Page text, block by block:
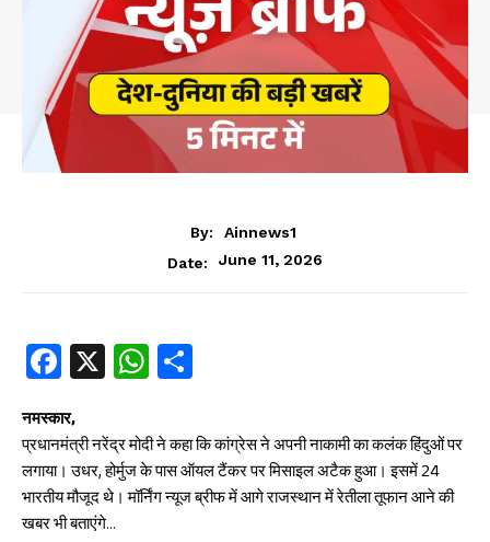
By:
Ainnews1
Date:
June 11, 2026
Fa
ce
b
oo
k
X W
ha
ts
A
p
re
नमस्कार,
प्रधानमंत्री नरेंद्र मोदी ने कहा कि कांग्रेस ने अपनी नाकामी का कलंक हिंदुओं पर
लगाया। उधर, होर्मुज के पास ऑयल टैंकर पर मिसाइल अटैक हुआ। इसमें 24
भारतीय मौजूद थे। मॉर्निंग न्यूज ब्रीफ में आगे राजस्थान में रेतीला तूफान आने की
खबर भी बताएंगे…